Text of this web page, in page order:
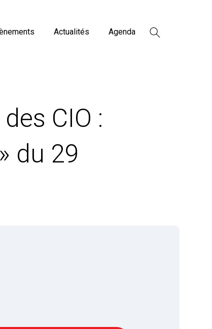
Actualités Agenda
CIO :
du 29